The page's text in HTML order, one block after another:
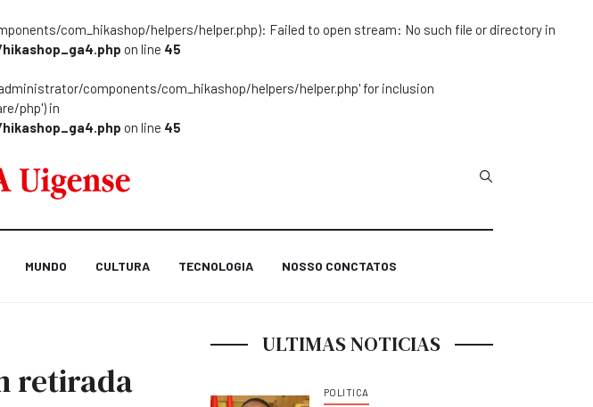
com_hikashop/helpers/helper.php): Failed to open stream: No such file or directory in
on line 45
components/com_hikashop/helpers/helper.php' for inclusion
php') in
on line 45
Type 2 or more
MUNDO CULTURA TECNOLOGIA NOSSO CONCTATOS
retirada
ULTIMAS NOTICIAS
POLITICA